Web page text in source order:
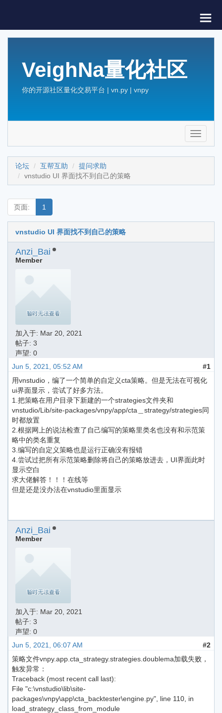
VeighNa量化社区
你的开源社区量化交易平台 | vn.py | vnpy
Toggle
论坛 互帮互助
提问求助
vnstudio UI 界面找不到自己的策略
页面: 1
vnstudio UI 界面找不到自己的策略
Anzi_Bai
Member
加入于: Mar 20, 2021
帖子: 3
声望: 0
Jun 5, 2021, 05:52 AM
#1
用vnstudio，编了一个简单的自定义cta策略。但是无法在可视化
ui界面显示，尝试了好多方法。
1.把策略在用户目录下新建的一个strategies文件夹和
vnstudio/Lib/site-packages/vnpy/app/cta＿strategy/strategies同
时都放置
2.根据网上的说法检查了自己编写的策略里类名也没有和示范策
略中的类名重复
3.编写的自定义策略也是运行正确没有报错
4.尝试过把所有示范策略删除将自己的策略放进去，UI界面此时
显示空白
求大佬解答！！！在线等
但是还是没办法在vnstudio里面显示
Anzi_Bai
Member
加入于: Mar 20, 2021
帖子: 3
声望: 0
Jun 5, 2021, 06:07 AM
#2
策略文件vnpy.app.cta_strategy.strategies.doublema加载失败，
触发异常：
Traceback (most recent call last):
File "c:\vnstudio\lib\site-
packages\vnpy\app\cta_backtester\engine.py", line 110, in
load_strategy_class_from_module